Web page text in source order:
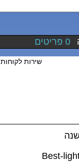
0 פריטים
שירות לקוחות : 053-3031971
Best-